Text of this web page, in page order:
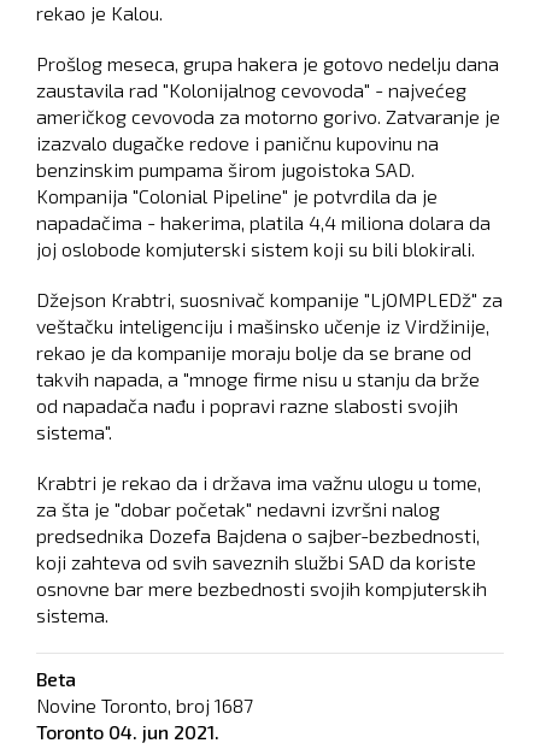
rekao je Kalou.
Prošlog meseca, grupa hakera je gotovo nedelju dana
zaustavila rad "Kolonijalnog cevovoda" - najvećeg
američkog cevovoda za motorno gorivo. Zatvaranje je
izazvalo dugačke redove i paničnu kupovinu na
benzinskim pumpama širom jugoistoka SAD.
Kompanija "Colonial Pipeline" je potvrdila da je
napadačima - hakerima, platila 4,4 miliona dolara da
joj oslobode komjuterski sistem koji su bili blokirali.
Džejson Krabtri, suosnivač kompanije "LjOMPLEDž" za
veštačku inteligenciju i mašinsko učenje iz Virdžinije,
rekao je da kompanije moraju bolje da se brane od
takvih napada, a "mnoge firme nisu u stanju da brže
od napadača nađu i popravi razne slabosti svojih
sistema".
Krabtri je rekao da i država ima važnu ulogu u tome,
za šta je "dobar početak" nedavni izvršni nalog
predsednika Dozefa Bajdena o sajber-bezbednosti,
koji zahteva od svih saveznih službi SAD da koriste
osnovne bar mere bezbednosti svojih kompjuterskih
sistema.
Beta
Novine Toronto, broj 1687
Toronto 04. jun 2021.